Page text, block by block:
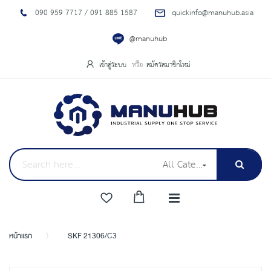
090 959 7717 / 091 885 1587
quickinfo@manuhub.asia
@manuhub
เข้าสู่ระบบ สมัครสมาชิกใหม่
All Categories
หน้าแรก SKF 21306/C3